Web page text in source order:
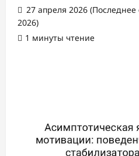
27 апреля 2026
2026)
1 минуты чтение